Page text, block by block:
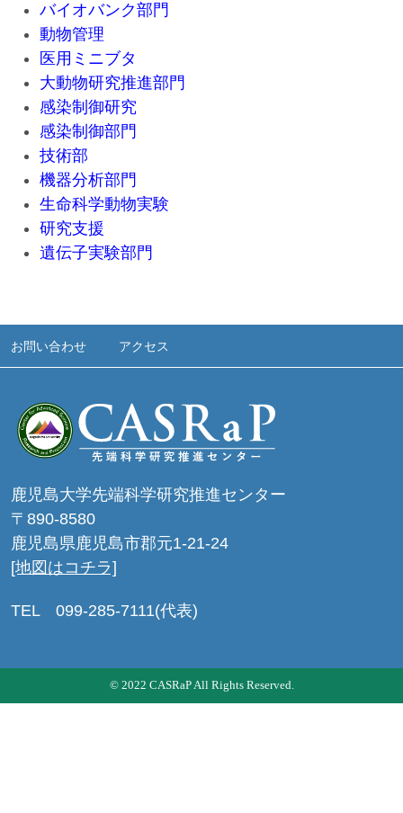
バイオバンク部門
動物管理
医用ミニブタ
大動物研究推進部門
感染制御研究
感染制御部門
技術部
機器分析部門
生命科学動物実験
研究支援
遺伝子実験部門
お問い合わせ アクセス
鹿児島大学先端科学研究推進センター
〒890-8580
鹿児島県鹿児島市郡元1-21-24
[地図はコチラ]
TEL 099-285-7111(代表)
© 2022 CASRaP All Rights Reserved.